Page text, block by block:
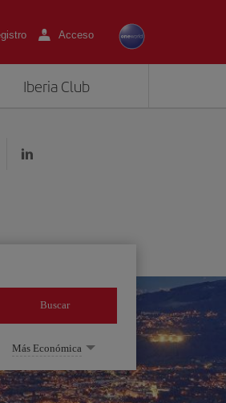
Acceso
Iberia Club
Buscar
Más Económica